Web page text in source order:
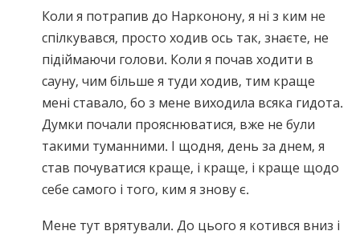
Коли я потрапив до Нарконону, я ні з ким не
спілкувався, просто ходив ось так, знаєте, не
підіймаючи голови. Коли я почав ходити в
сауну, чим більше я туди ходив, тим краще
мені ставало, бо з мене виходила всяка гидота.
Думки почали прояснюватися, вже не були
такими туманними. І щодня, день за днем, я
став почуватися краще, і краще, і краще щодо
себе самого і того, ким я знову є.
Мене тут врятували. До цього я котився вниз і